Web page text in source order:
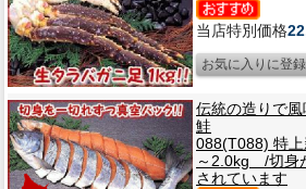
当店特別価格
伝統の造りで
鮭
088(T088) 特
～2.0kg /切身
されています